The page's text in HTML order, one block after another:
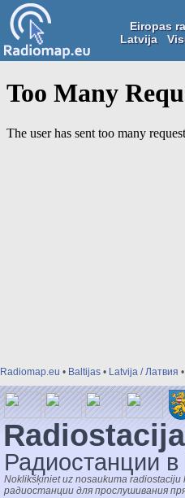
Eiropas
Latvija
Radiomap.eu • Baltijas • Latvija / Латвия
Радиостанции в
Noklikšķiniet uz nosaukuma
радиостанции для прослушивания